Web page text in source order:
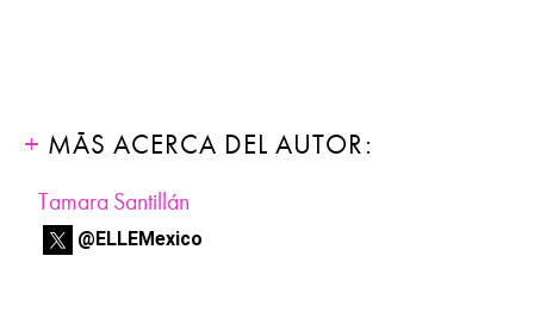
MÁS ACERCA DEL AUTOR:
Tamara Santillán
@ELLEMexico